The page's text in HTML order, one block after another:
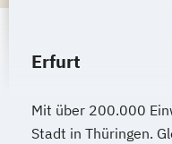
Erfurt
Mit über 200.000
Stadt in Thüringen.